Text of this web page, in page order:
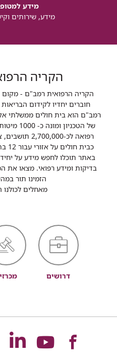
מידע
מידע, שירותים
הקריה
הקריה הרפואית רמב"ם - מקום
חוברים יחדיו לקידום
רמב"ם הוא בית חולים ממשלתי
של
רפואה לכ-
כבית חולים על אזורי עבור 12 בתי חולים בצפון מדינת ישראל.
באתר תוכלו לחפש מידע על
בדיקות ומידע רפואי. מצאו
הזמינו תור
מאחלים לכולנו
דרושים
לעמוד